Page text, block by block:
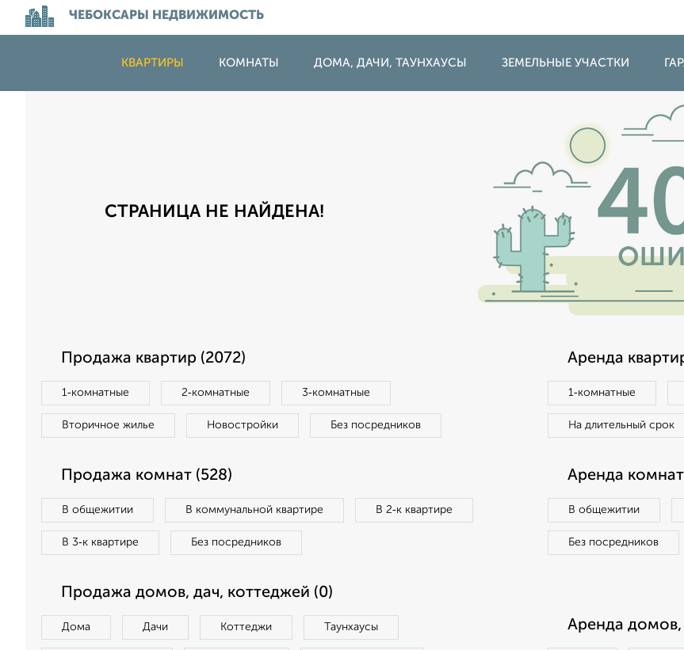
ЧЕБОКСАРЫ НЕДВИЖИМОСТЬ
КВАРТИРЫ КОМНАТЫ ДОМА, ДАЧИ, ТАУНХАУСЫ ЗЕМЕЛЬНЫЕ УЧАСТКИ
СТРАНИЦА НЕ НАЙДЕНА!
Продажа квартир (2072)
1‑комнатные 2‑комнатные 3‑комнатные
Вторичное жилье Новостройки Без посредников
Аренда
1‑комнатные
На длительный срок
Продажа комнат (528)
В общежитии В коммунальной квартире В 2‑к квартире
В 3‑к квартире Без посредников
Аренда
В общежитии
Без посредников
Продажа домов, дач, коттеджей (0)
Дома Дачи Коттеджи Таунхаусы Аренда домов,